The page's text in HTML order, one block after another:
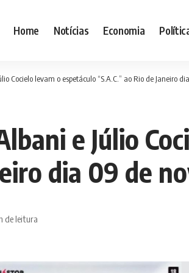
Home Notícias Economia
Cocielo levam o espetáculo “S.A.C.” ao Rio de Janeiro
e Júlio
dia 09 de
de leitura